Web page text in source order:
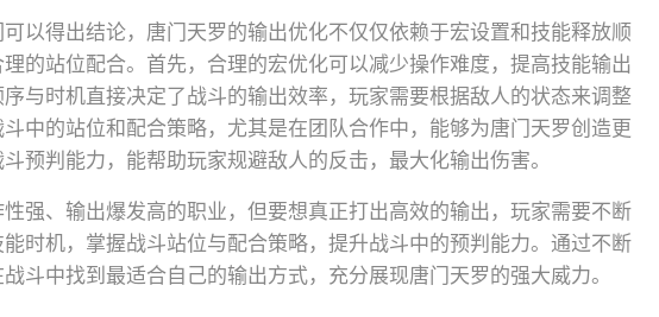
以得出结论，唐门天罗的输出优化不仅仅依赖于宏设置和技能释放顺
的站位配合。首先，合理的宏优化可以减少操作难度，提高技能输出
与时机直接决定了战斗的输出效率，玩家需要根据敌人的状态来调整
中的站位和配合策略，尤其是在团队合作中，能够为唐门天罗创造更
预判能力，能帮助玩家规避敌人的反击，最大化输出伤害。
强、输出爆发高的职业，但要想真正打出高效的输出，玩家需要不断
时机，掌握战斗站位与配合策略，提升战斗中的预判能力。通过不断
斗中找到最适合自己的输出方式，充分展现唐门天罗的强大威力。